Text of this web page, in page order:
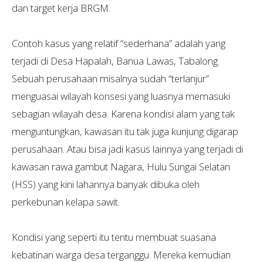
dan target kerja BRGM.
Contoh kasus yang relatif “sederhana” adalah yang
terjadi di Desa Hapalah, Banua Lawas, Tabalong.
Sebuah perusahaan misalnya sudah “terlanjur”
menguasai wilayah konsesi yang luasnya memasuki
sebagian wilayah desa. Karena kondisi alam yang tak
menguntungkan, kawasan itu tak juga kunjung digarap
perusahaan. Atau bisa jadi kasus lainnya yang terjadi di
kawasan rawa gambut Nagara, Hulu Sungai Selatan
(HSS) yang kini lahannya banyak dibuka oleh
perkebunan kelapa sawit.
Kondisi yang seperti itu tentu membuat suasana
kebatinan warga desa terganggu. Mereka kemudian